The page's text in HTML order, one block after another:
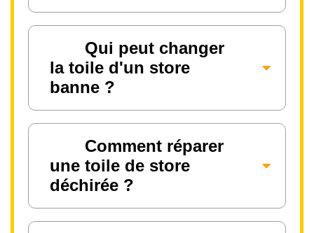
Qui peut changer
la toile d'un store
banne ?
Comment réparer
une toile de store
déchirée ?